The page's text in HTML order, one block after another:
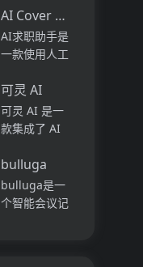
价...
技术，提供智
能搜索、语音
转文字、文字
转...
查的产品，帮
助企业获取真
实、真诚和完
馈。通过快速
填写调查问
卷，收集更丰
富的数据，帮
助企业更好地
调整...
AI Cover Letter Creator
AI求职助手是
一款使用人工
个性化求职信
的工具。用户
只需提供自己
描述，AI求职
助手将自动生
成定制的求职
信。该工具提
可灵 AI
可灵 AI 是一
款集成了 AI
作功能的创意
生产力平台。
其主要优点在
bulluga
bulluga是一
个智能会议记